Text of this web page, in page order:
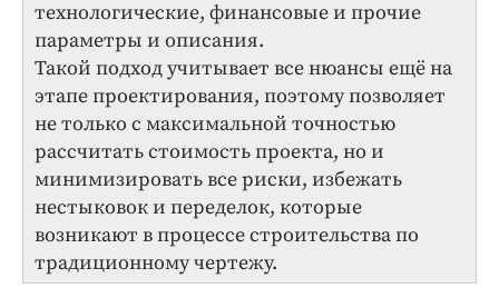
технологические, финансовые и прочие
параметры и описания.
Такой подход учитывает все нюансы ещё на
этапе проектирования, поэтому позволяет
не только с максимальной точностью
рассчитать стоимость проекта, но и
минимизировать все риски, избежать
нестыковок и переделок, которые
возникают в процессе строительства по
традиционному чертежу.